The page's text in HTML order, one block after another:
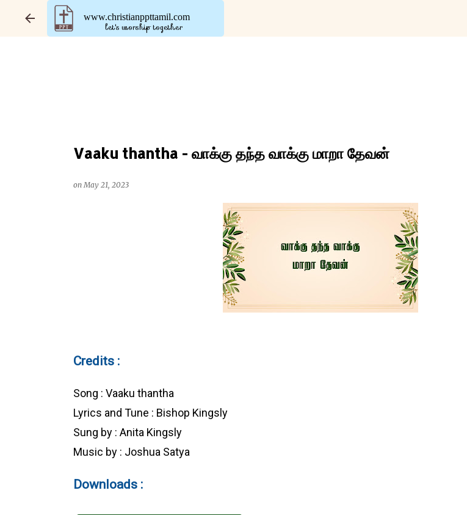
www.christianppttamil.com
let's worship together
Vaaku thantha - வாக்கு தந்த வாக்கு மாறா தேவன்
onMay 21, 2023
Credits :
Song : Vaaku thantha
Lyrics and Tune : Bishop Kingsly
Sung by : Anita Kingsly
Music by : Joshua Satya
Downloads :